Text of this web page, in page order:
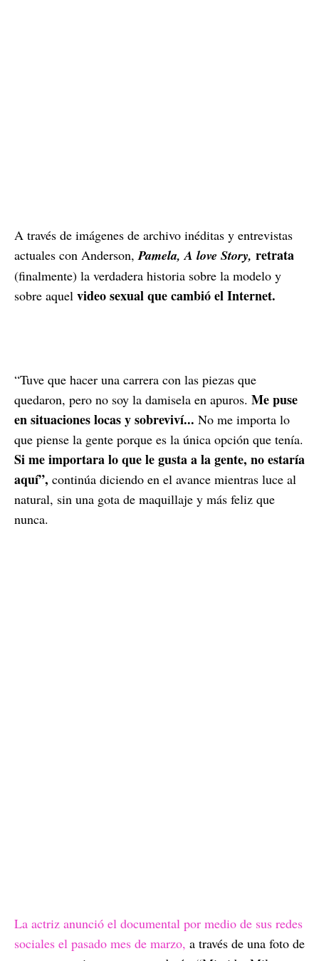
A través de imágenes de archivo inéditas y entrevistas
actuales con Anderson, Pamela, A love Story, retrata
(finalmente) la verdadera historia sobre la modelo y
sobre aquel video sexual que cambió el Internet.
“Tuve que hacer una carrera con las piezas que
quedaron, pero no soy la damisela en apuros. Me puse
en situaciones locas y sobreviví... No me importa lo
que piense la gente porque es la única opción que tenía.
Si me importara lo que le gusta a la gente, no estaría
aquí”, continúa diciendo en el avance mientras luce al
natural, sin una gota de maquillaje y más feliz que
nunca.
La actriz anunció el documental por medio de sus redes
sociales el pasado mes de marzo, a través de una foto de